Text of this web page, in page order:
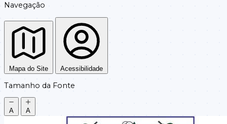
Navegação
Mapa do Site Acessibilidade
Tamanho da Fonte
A A